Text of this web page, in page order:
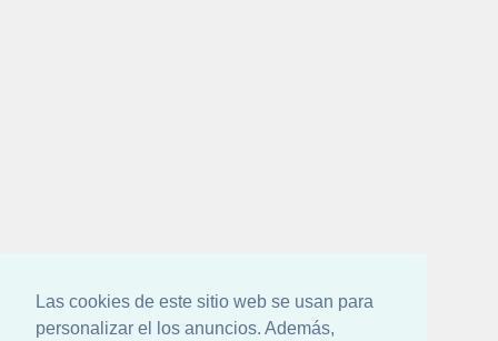
Las cookies de este sitio web se usan para
personalizar el los anuncios. Además,